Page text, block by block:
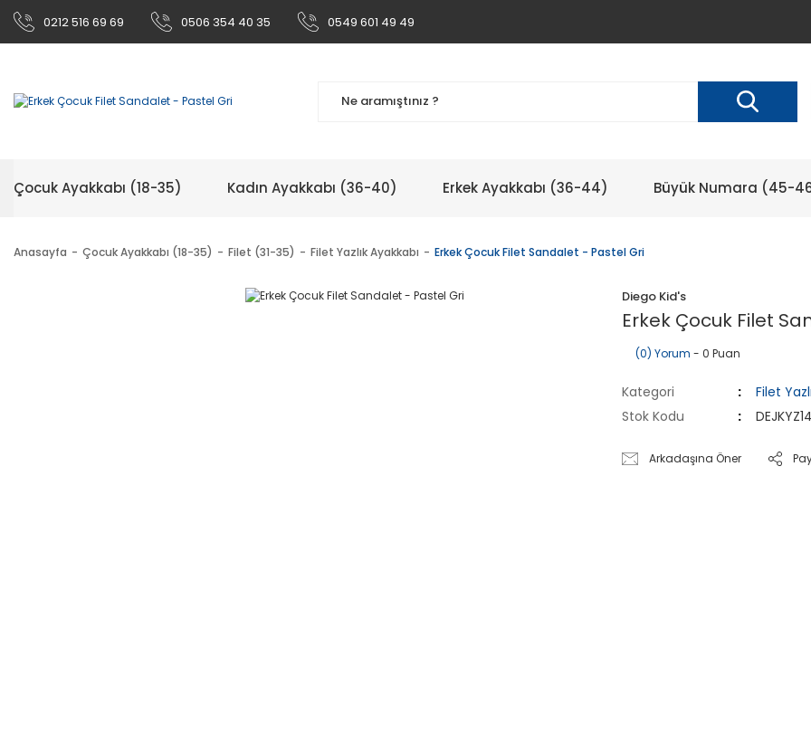
0212 516 69 69 0506 354 40 35 0549 601 49 49
Çocuk Ayakkabı (18-35) Kadın Ayakkabı (36-40) Erkek Ayakkabı (36-44) Büyük Numara (45-
Anasayfa Çocuk Ayakkabı (18-35) Filet (31-35) Filet Yazlık Ayakkabı Erkek Çocuk Filet Sandalet - Pastel Gri
Diego Kid's
Erkek Çocuk Filet
(0) Yorum - 0 Puan
Kategori
Filet
Stok Kodu
DEJKYZ14
Arkadaşına Öner